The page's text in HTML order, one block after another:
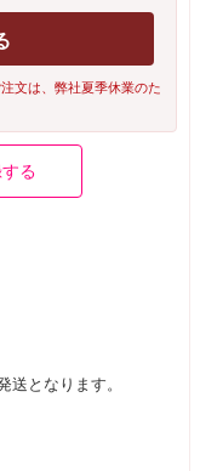
文は、弊社夏季休業のた
る
となります。